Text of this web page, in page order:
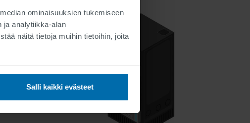
ominaisuuksien tukemiseen
ja analytiikka-alan
näitä tietoja muihin tietoihin, joita
Salli kaikki evästeet